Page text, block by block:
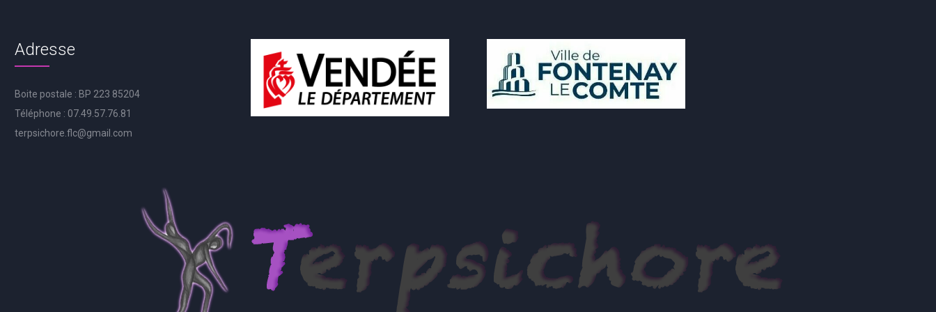
Adresse
Boite postale : BP 223 85204
Téléphone : 07.49.57.76.81
terpsichore.flc@gmail.com